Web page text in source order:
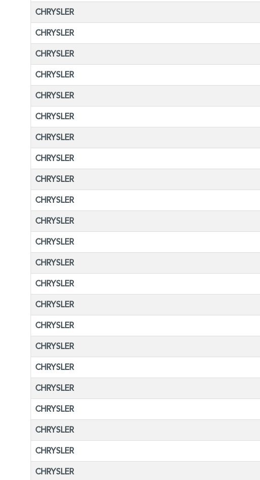
CHRYSLER
CHRYSLER
CHRYSLER
CHRYSLER
CHRYSLER
CHRYSLER
CHRYSLER
CHRYSLER
CHRYSLER
CHRYSLER
CHRYSLER
CHRYSLER
CHRYSLER
CHRYSLER
CHRYSLER
CHRYSLER
CHRYSLER
CHRYSLER
CHRYSLER
CHRYSLER
CHRYSLER
CHRYSLER
CHRYSLER